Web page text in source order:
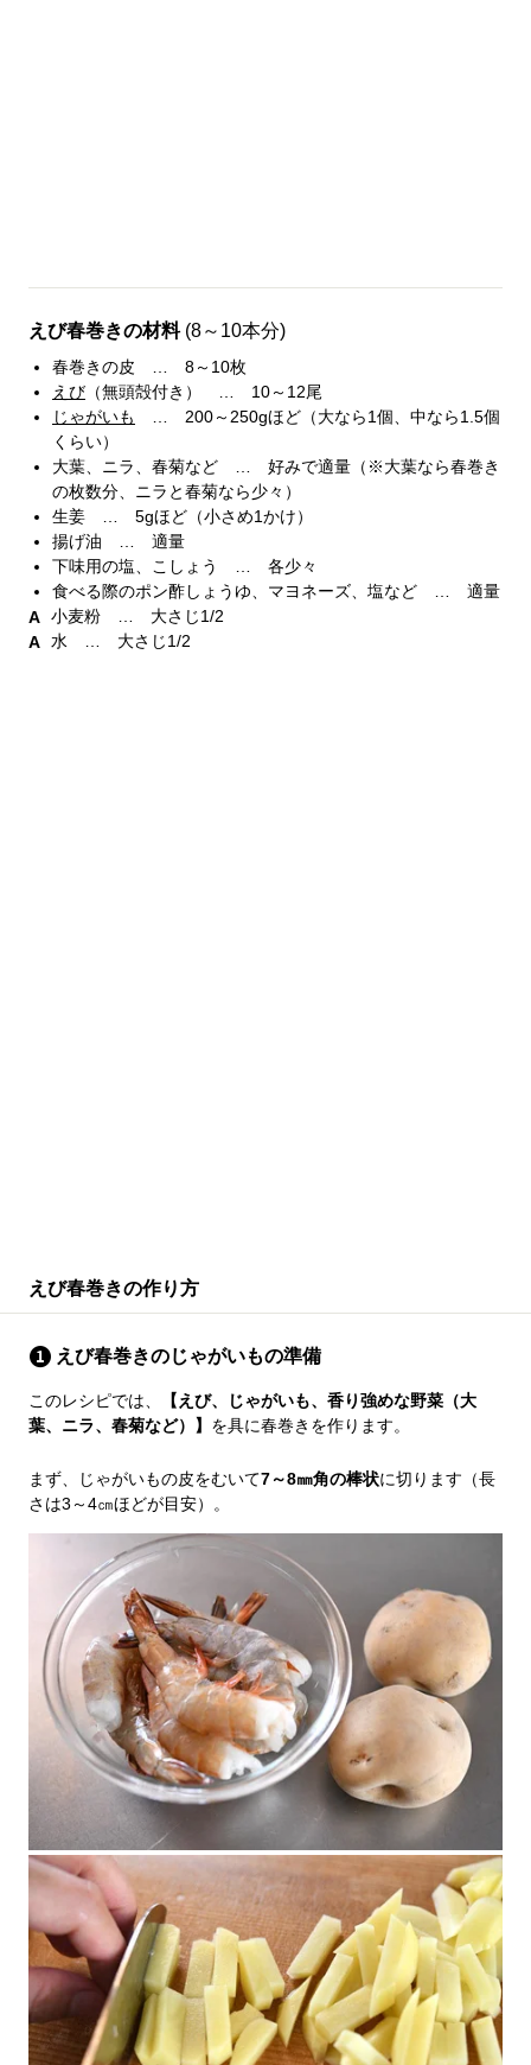
えび春巻きの材料 (8～10本分)
春巻きの皮 … 8～10枚
えび （無頭殻付き） … 10～12尾
じゃがいも
… 200～250gほど（大なら1個、中なら1.5個
くらい）
大葉、ニラ、春菊など … 好みで適量（※大葉なら春巻き
の枚数分、ニラと春菊なら少々）
生姜 … 5gほど（小さめ1かけ）
揚げ油 … 適量
下味用の塩、こしょう … 各少々
食べる際のポン酢しょうゆ、マヨネーズ、塩など … 適量
小麦粉 … 大さじ1/2
水 … 大さじ1/2
えび春巻きの作り方
えび春巻きのじゃがいもの準備
このレシピでは、
【えび、じゃがいも、香り強めな野菜（大
葉、ニラ、春菊など）】 を具に春巻きを作ります。
まず、じゃがいもの皮をむいて7～8㎜角の棒状に切ります（長
さは3～4㎝ほどが目安）。